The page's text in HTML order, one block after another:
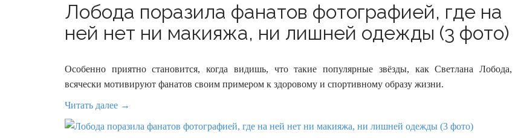
Лобода поразила фанатов фотографией, где на
ней нет ни макияжа, ни лишней одежды (3 фото)
Особенно приятно становится, когда видишь, что такие популярные звёзды, как Светлана Лобода,
всячески мотивируют фанатов своим примером к здоровому и спортивному образу жизни.
Читать далее →